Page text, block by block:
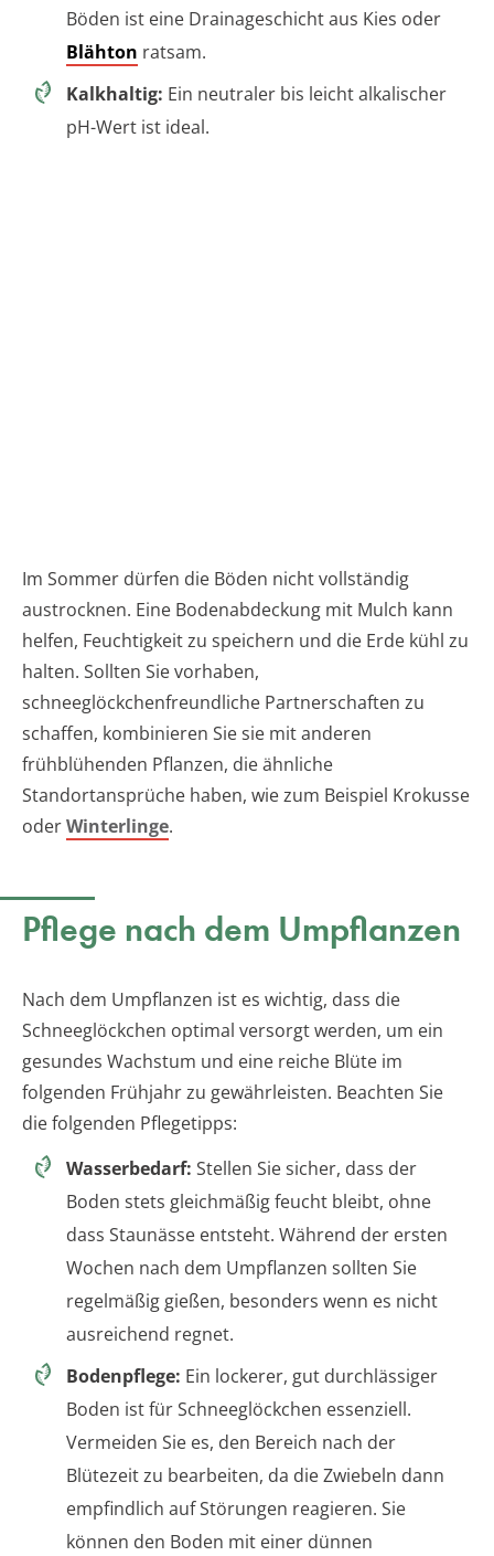
Böden ist eine Drainageschicht aus Kies oder
Blähton ratsam.
Kalkhaltig: Ein neutraler bis leicht alkalischer
pH-Wert ist ideal.
Im Sommer dürfen die Böden nicht vollständig
austrocknen. Eine Bodenabdeckung mit Mulch kann
helfen, Feuchtigkeit zu speichern und die Erde kühl zu
halten. Sollten Sie vorhaben,
schneeglöckchenfreundliche Partnerschaften zu
schaffen, kombinieren Sie sie mit anderen
frühblühenden Pflanzen, die ähnliche
Standortansprüche haben, wie zum Beispiel Krokusse
oderWinterlinge.
Pflege nach dem Umpflanzen
Nach dem Umpflanzen ist es wichtig, dass die
Schneeglöckchen optimal versorgt werden, um ein
gesundes Wachstum und eine reiche Blüte im
folgenden Frühjahr zu gewährleisten. Beachten Sie
die folgenden Pflegetipps:
Wasserbedarf: Stellen Sie sicher, dass der
Boden stets gleichmäßig feucht bleibt, ohne
dass Staunässe entsteht. Während der ersten
Wochen nach dem Umpflanzen sollten Sie
regelmäßig gießen, besonders wenn es nicht
ausreichend regnet.
Bodenpflege: Ein lockerer, gut durchlässiger
Boden ist für Schneeglöckchen essenziell.
Vermeiden Sie es, den Bereich nach der
Blütezeit zu bearbeiten, da die Zwiebeln dann
empfindlich auf Störungen reagieren. Sie
können den Boden mit einer dünnen